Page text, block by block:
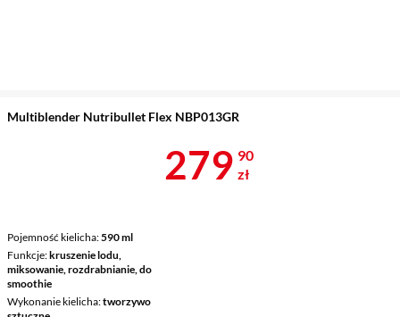
Multiblender Nutribullet Flex NBP013GR
Pojemność kielicha 590 ml
Funkcje kruszenie lodu,
miksowanie, rozdrabnianie, do
smoothie
Wykonanie kielicha tworzywo
Cena 279,90
279 90
zł